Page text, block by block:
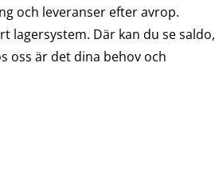
och leveranser efter avrop.
lagersystem. Där kan du se saldo,
oss är det dina behov och